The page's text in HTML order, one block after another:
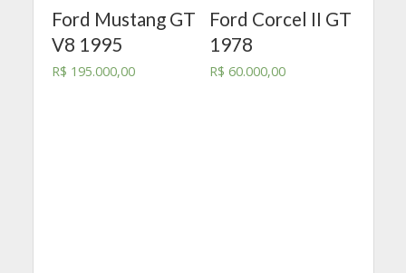
Ford Mustang GT
V8 1995
R$ 195.000,00
Ford Corcel II GT
1978
R$ 60.000,00